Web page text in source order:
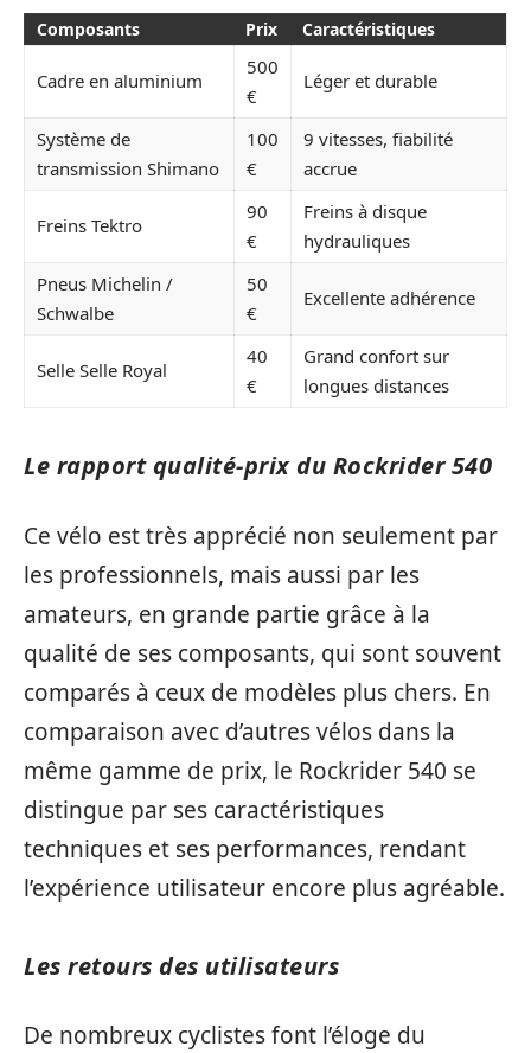
Composants Prix Caractéristiques
Cadre en aluminium
500
€
Léger et durable
Système de
transmission Shimano
100
€
9 vitesses, fiabilité
accrue
Freins Tektro
90
€
Freins à disque
hydrauliques
Pneus Michelin /
Schwalbe
50
€
Excellente adhérence
Selle Selle Royal
40
€
Grand confort sur
longues distances
Le rapport qualité-prix du Rockrider 540
Ce vélo est très apprécié non seulement par
les professionnels, mais aussi par les
amateurs, en grande partie grâce à la
qualité de ses composants, qui sont souvent
comparés à ceux de modèles plus chers. En
comparaison avec d’autres vélos dans la
même gamme de prix, le Rockrider 540 se
distingue par ses caractéristiques
techniques et ses performances, rendant
l’expérience utilisateur encore plus agréable.
Les retours des utilisateurs
De nombreux cyclistes font l’éloge du